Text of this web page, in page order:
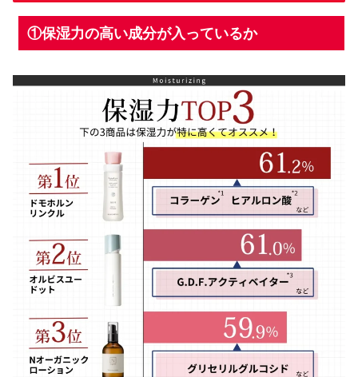
①保湿力の高い成分が入っているか